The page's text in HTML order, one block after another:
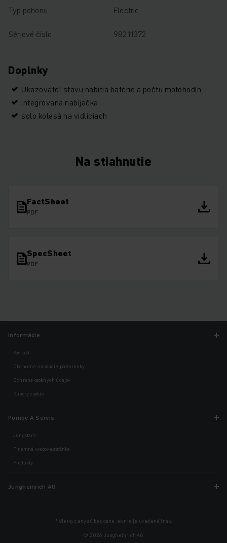
Typ pohonu Electric
Sériové číslo 98211372
Doplnky
Ukazovateľ stavu nabitia batérie a počtu motohodín
Integrovaná nabíjačka
solo kolesá na vidliciach
Na stiahnutie
FactSheet
PDF
SpecSheet
PDF
Informácie
Kontakt
Obchodné a dodacie podmienky
Ochrana osobných údajov
Súbory cookie
Pomoc A Servis
Jungstars
Firemná webová stránka
Produkty
Jungheinrich AG
* Všetky ceny sú bez dane, ak nie je uvedené inak.
© 2026 Jungheinrich AG